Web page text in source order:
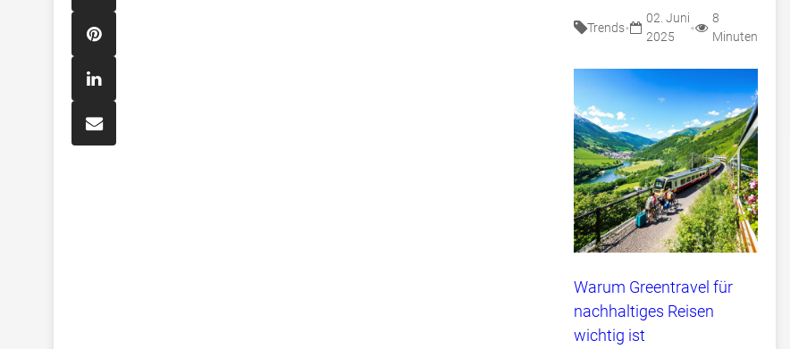
Trends•
02. Juni
2025
•
8
Minuten
Warum Greentravel für
nachhaltiges Reisen
wichtig ist